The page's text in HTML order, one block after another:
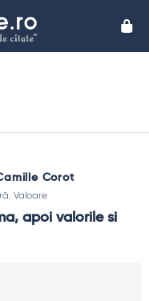
Corot
, Valoare
apoi valorile si